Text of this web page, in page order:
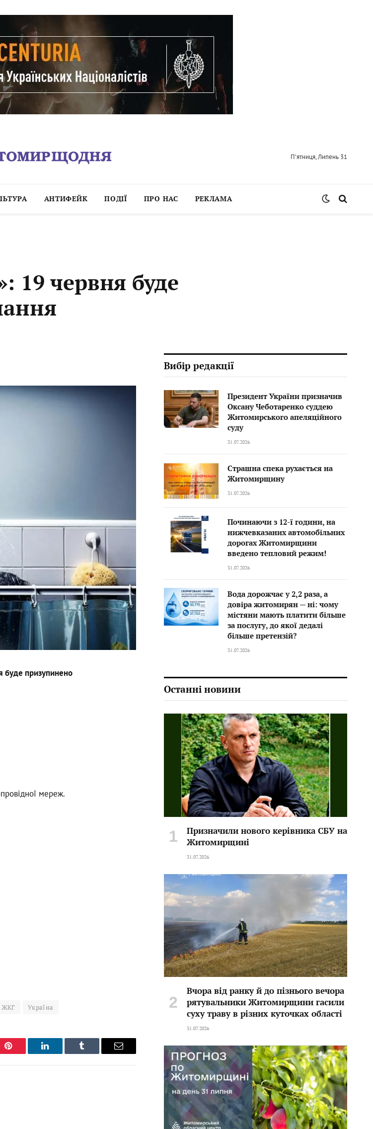
П’ятниця, Липень 31
АНТИФЕЙК ПОДІЇ ПРО НАС РЕКЛАМА
19 червня буде
буде призупинено
мереж.
ЖКГ Україна
Pinterest LinkedIn Tumblr Email
Вибір редакції
Президент України призначив
Оксану Чеботаренко суддею
Житомирського апеляційного
суду
31.07.2026
Страшна спека рухається на
Житомирщину
31.07.2026
Починаючи з 12-ї години, на
нижчевказаних автомобільних
дорогах Житомирщини
введено тепловий режим!
31.07.2026
Вода дорожчає у 2,2 раза, а
довіра житомирян — ні: чому
містяни мають платити більше
за послугу, до якої дедалі
більше претензій?
31.07.2026
Останні новини
Призначили нового керівника СБУ на
Житомирщині
31.07.2026
Вчора від ранку й до пізнього вечора
рятувальники Житомирщини гасили
суху траву в різних куточках області
31.07.2026